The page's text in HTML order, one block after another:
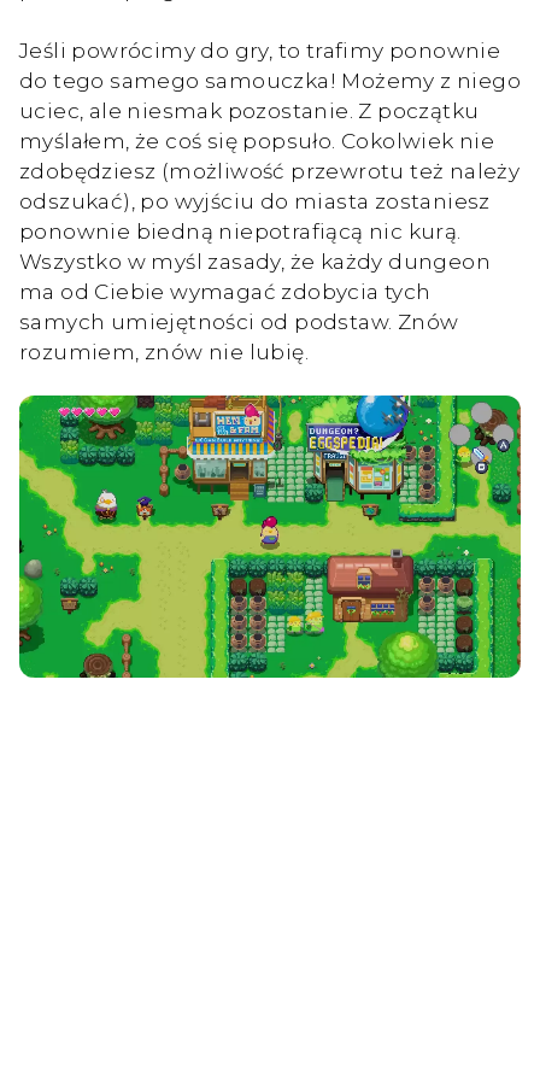
Jeśli powrócimy do gry, to trafimy ponownie
do tego samego samouczka! Możemy z niego
uciec, ale niesmak pozostanie. Z początku
myślałem, że coś się popsuło. Cokolwiek nie
zdobędziesz (możliwość przewrotu też należy
odszukać), po wyjściu do miasta zostaniesz
ponownie biedną niepotrafiącą nic kurą.
Wszystko w myśl zasady, że każdy dungeon
ma od Ciebie wymagać zdobycia tych
samych umiejętności od podstaw. Znów
rozumiem, znów nie lubię.